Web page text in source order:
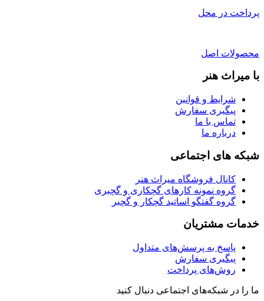
پرداخت در محل
محصولات اصل
با میراث هنر
شرایط و قوانین
پیگیری سفارش
تماس با ما
درباره ما
شبکه های اجتماعی
کانال فروشگاه میراث هنر
گروه نمونه کارهای گچکاری و گچبری
گروه گفتگو اساتید گچکار و گچبر
خدمات مشتریان
پاسخ به پرسش‌های متداول
پیگیری سفارش
روش‌های پرداخت
ما را در شبکه‌های اجتماعی دنبال کنید